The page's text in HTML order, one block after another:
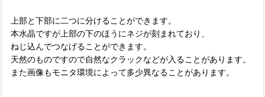
上部と下部に二つに分けることができます。
本水晶ですが上部の下のほうにネジが刻まれており、
ねじ込んでつなげることができます。
天然のものですので自然なクラックなどが入ることがあります。
また画像もモニタ環境によって多少異なることがあります。